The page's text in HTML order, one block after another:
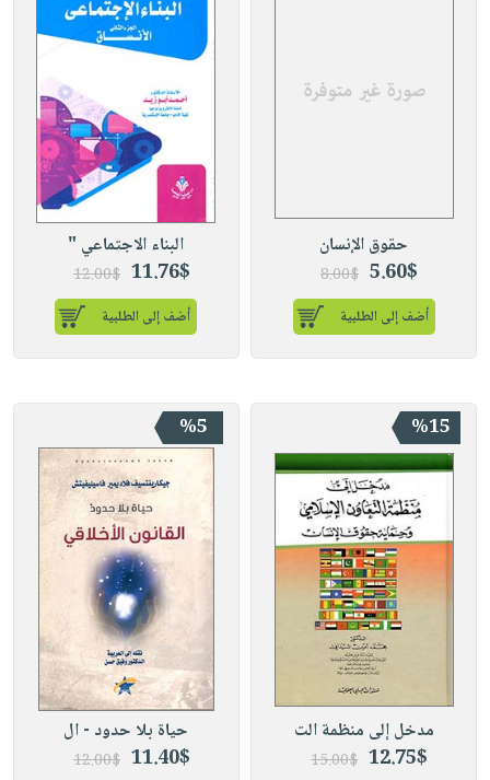
حقوق الإنسان
5.60$
8.00$
أضف إلى الطلبية
البناء الاجتماعي "
11.76$
12.00$
أضف إلى الطلبية
%15
مدخل إلى منظمة الت
12.75$
15.00$
%5
حياة بلا حدود - ال
11.40$
12.00$